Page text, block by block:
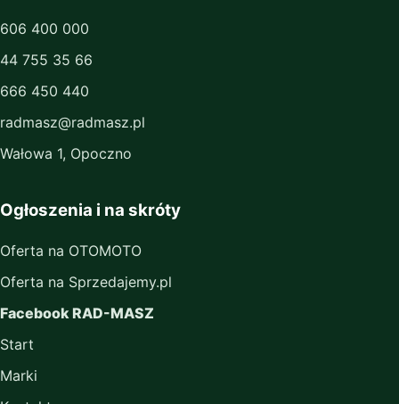
606 400 000
44 755 35 66
666 450 440
radmasz@radmasz.pl
Wałowa 1, Opoczno
Ogłoszenia i na skróty
Oferta na OTOMOTO
Oferta na Sprzedajemy.pl
Facebook RAD-MASZ
Start
Marki